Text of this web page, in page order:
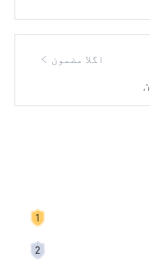
اگلا مضمون